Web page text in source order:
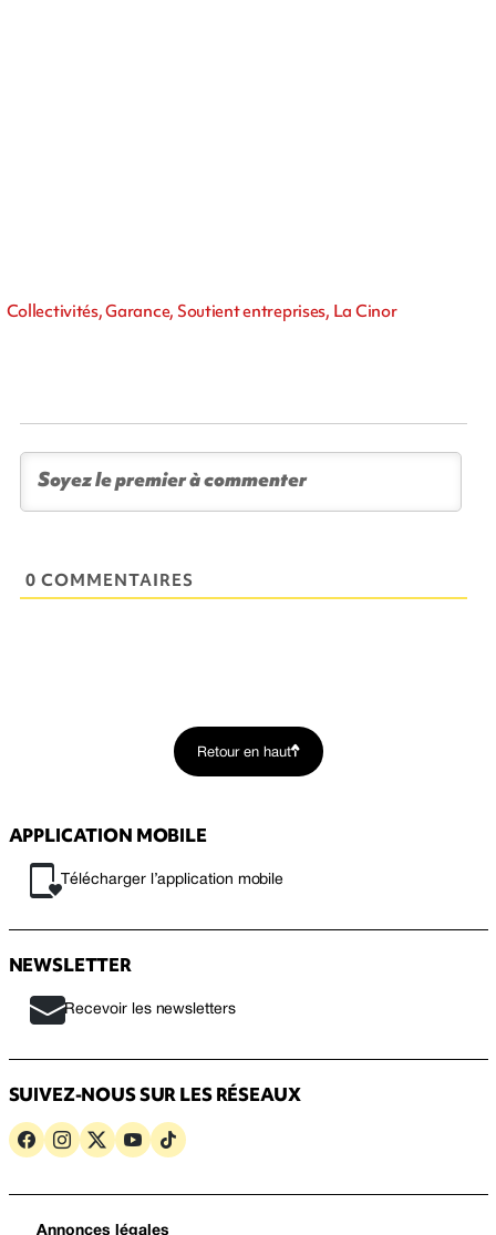
Collectivités, Garance, Soutient entreprises, La Cinor
0 COMMENTAIRES
Retour en haut
APPLICATION MOBILE
Télécharger l’application mobile
NEWSLETTER
Recevoir les newsletters
SUIVEZ-NOUS SUR LES RÉSEAUX
Annonces légales